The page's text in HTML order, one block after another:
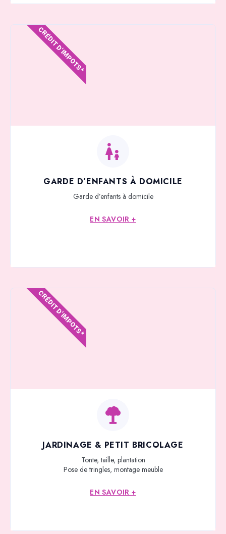
GARDE D’ENFANTS À DOMICILE
Garde d’enfants à domicile
EN SAVOIR +
CRÉDIT D'IMPOTS*
JARDINAGE & PETIT BRICOLAGE
Tonte, taille, plantation
Pose de tringles, montage meuble
EN SAVOIR +
CRÉDIT D'IMPOTS*